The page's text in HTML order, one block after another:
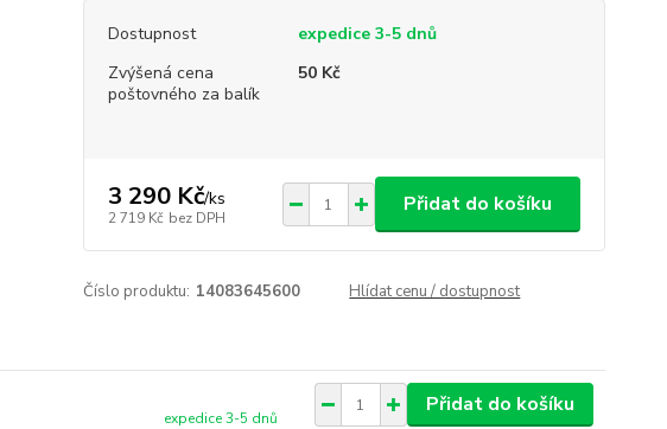
Dostupnost
expedice 3-5 dnů
Zvýšená cena
poštovného za balík
50 Kč
3 290 Kč/ks
2 719 Kč bez DPH
Přidat do košíku
Číslo produktu: 14083645600 Hlídat cenu / dostupnost
expedice 3-5 dnů
Přidat do košíku